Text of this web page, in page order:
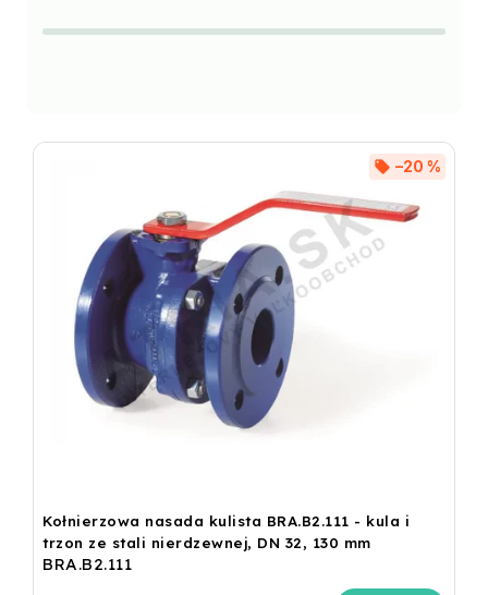
Alfabetycznie
Kołnierzowa nasada kulista BRA.B2.111 - kula i
trzon ze stali nierdzewnej, DN 32, 130 mm
BRA.B2.111
–20 %